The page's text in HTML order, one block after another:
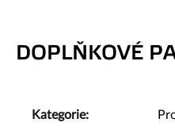
DOPLŇKOVÉ
Kategorie: